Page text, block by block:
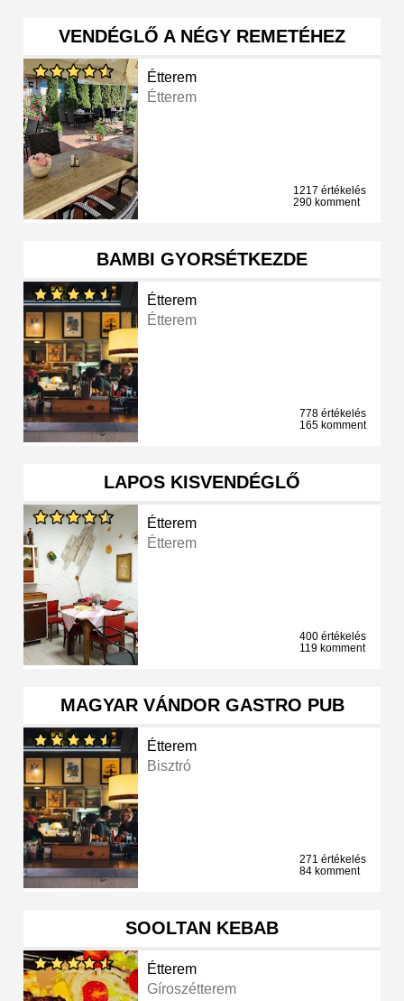
VENDÉGLŐ A NÉGY REMETÉHEZ
Étterem
Étterem
1217 értékelés
290 komment
BAMBI GYORSÉTKEZDE
Étterem
Étterem
778 értékelés
165 komment
LAPOS KISVENDÉGLŐ
Étterem
Étterem
400 értékelés
119 komment
MAGYAR VÁNDOR GASTRO PUB
Étterem
Bisztró
271 értékelés
84 komment
SOOLTAN KEBAB
Étterem
Gíroszétterem